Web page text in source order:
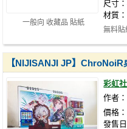
一般向 收藏品 貼紙
尺寸
材質
無料貼
【NIJISANJI JP】ChroNoiR
彩虹社
作者：
價格
發售